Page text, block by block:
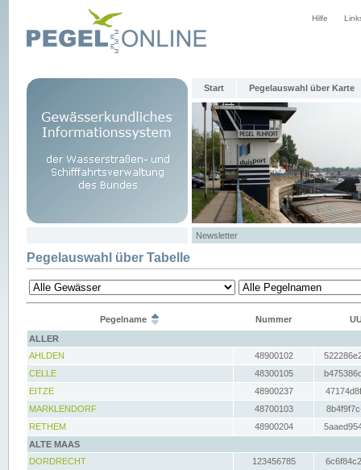
Hilfe
Start Pegelauswahl über Karte
Newsletter
Pegelauswahl über Tabelle
Pegelname Nummer
ALLER
AHLDEN
48900102
CELLE
48300105
EITZE
48900237
MARKLENDORF
48700103
RETHEM
48900204
ALTE MAAS
DORDRECHT
123456785